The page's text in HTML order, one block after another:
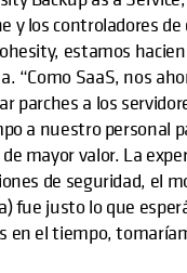
y los controladores
estamos
“Como SaaS, nos
parches a los
a nuestro personal
mayor valor. La
de seguridad, el
fue justo lo que
en el tiempo,